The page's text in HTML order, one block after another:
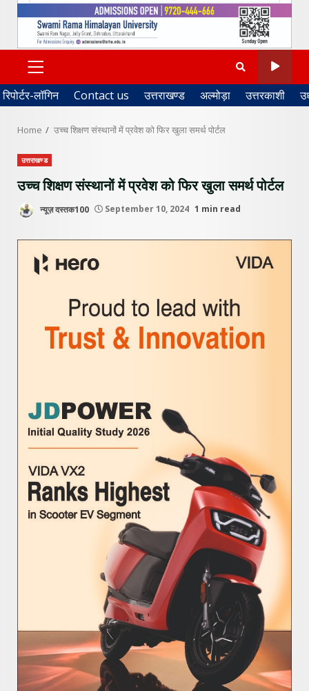
PRIMARY
MENU
रिपोर्टर-लॉगिन Contact us उत्तराखण्ड अल्मोड़ा उत्तरकाशी
Home उच्च शिक्षण संस्थानों में प्रवेश को फिर खुला समर्थ पोर्टल
उत्तराखण्ड
उच्च शिक्षण संस्थानों में प्रवेश को फिर खुला समर्थ पोर्टल
न्यूज़ दस्तक100 September 10, 2024 1 min read